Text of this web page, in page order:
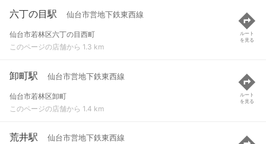
六丁の目駅 仙台市営地下鉄東西線
仙台市若林区六丁の目西町
このページの店舗から 1.3 km
ルート
を見る
卸町駅 仙台市営地下鉄東西線
仙台市若林区卸町
このページの店舗から 1.4 km
ルート
を見る
荒井駅 仙台市営地下鉄東西線